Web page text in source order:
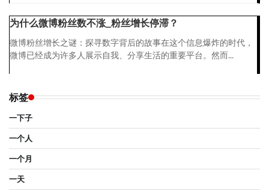
为什么微博粉丝数不涨_粉丝增长停滞？
微博粉丝增长之谜：探寻数字背后的故事在这个信息爆炸的时代，
微博已经成为许多人展示自我、分享生活的重要平台。然而...
标签
一下子
一个人
一个月
一天